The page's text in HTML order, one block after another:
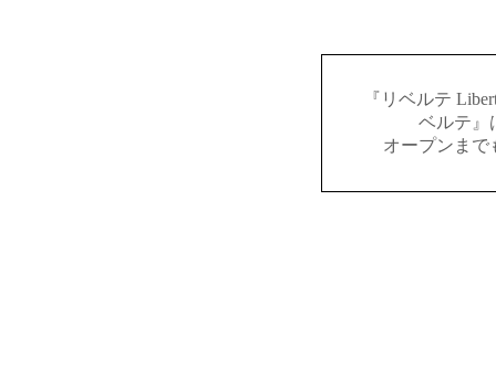
『リベルテ
ベルテ』
オープンまで